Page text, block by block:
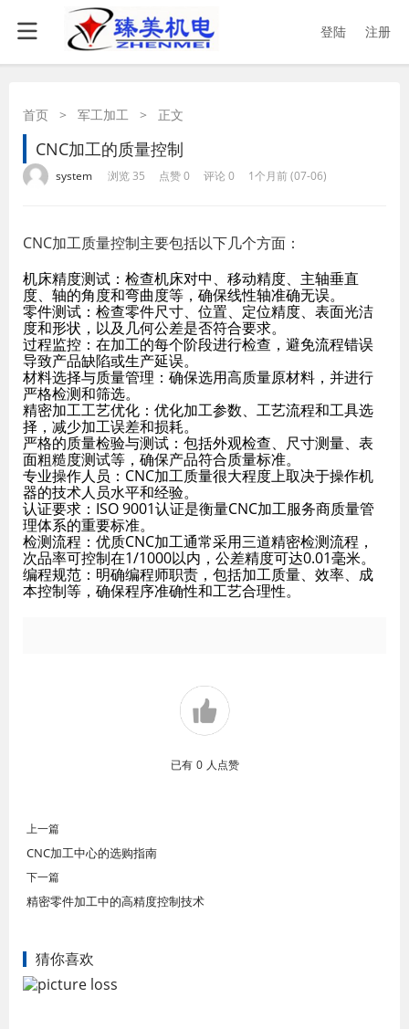
登陆 注册
首页 > 军工加工 > 正文
CNC加工的质量控制
system 浏览 35 点赞 0 评论 0 1个月前 (07-06)
CNC加工质量控制主要包括以下几个方面：
机床精度测试：检查机床对中、移动精度、主轴垂直
度、轴的角度和弯曲度等，确保线性轴准确无误。
零件测试：检查零件尺寸、位置、定位精度、表面光洁
度和形状，以及几何公差是否符合要求。
过程监控：在加工的每个阶段进行检查，避免流程错误
导致产品缺陷或生产延误。
材料选择与质量管理：确保选用高质量原材料，并进行
严格检测和筛选。
精密加工工艺优化：优化加工参数、工艺流程和工具选
择，减少加工误差和损耗。
严格的质量检验与测试：包括外观检查、尺寸测量、表
面粗糙度测试等，确保产品符合质量标准。
专业操作人员：CNC加工质量很大程度上取决于操作机
器的技术人员水平和经验。
认证要求：ISO 9001认证是衡量CNC加工服务商质量管
理体系的重要标准。
检测流程：优质CNC加工通常采用三道精密检测流程，
次品率可控制在1/1000以内，公差精度可达0.01毫米。
编程规范：明确编程师职责，包括加工质量、效率、成
本控制等，确保程序准确性和工艺合理性。
已有 0 人点赞
上一篇
CNC加工中心的选购指南
下一篇
精密零件加工中的高精度控制技术
猜你喜欢